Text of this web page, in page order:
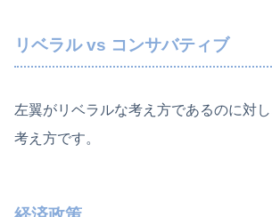
リベラル vs コンサバティブ
左翼がリベラルな考え方であるのに対
考え方です。